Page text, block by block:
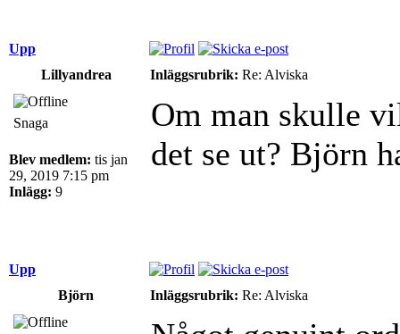
Upp
Lillyandrea
Inläggsrubrik: Re: Alviska
Snaga
Blev medlem: tis jan
29, 2019 7:15 pm
Inlägg: 9
Om man skulle
det se ut? Björn
Upp
Björn
Inläggsrubrik: Re: Alviska